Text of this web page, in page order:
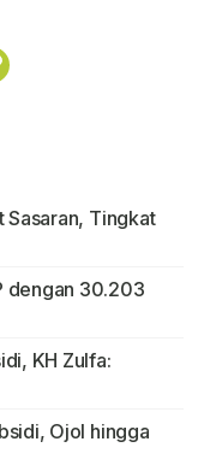
Sasaran, Tingkat
dengan 30.203
KH Zulfa:
Ojol hingga